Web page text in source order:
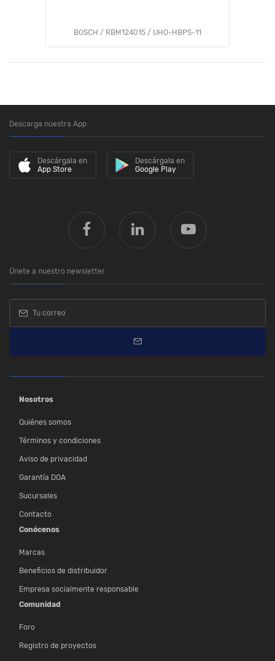
BOSCH / RBM124015 / UHO-HBPS-11
Descarga nuestra App
Descárgala en
App Store
Descárgala en
Google Play
Únete a nuestro newsletter
Nosotros
Quiénes somos
Términos y condiciones
Aviso de privacidad
Garantía DOA
Sucursales
Contacto
Conócenos
Marcas
Beneficios de distribuidor
Empresa socialmente responsable
Comunidad
Foro
Registro de proyectos